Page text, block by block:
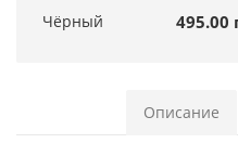
Чёрный 495.00
Описание